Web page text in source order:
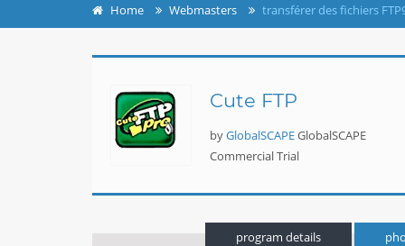
Home Webmasters transférer des fichiers
Cute FTP
byGlobalSCAPEGlobalSCAPE
Commercial Trial
program details